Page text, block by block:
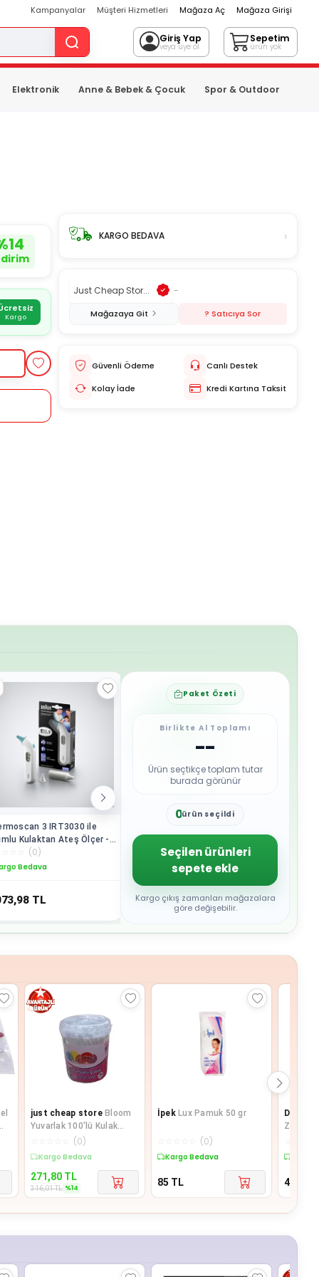
Kampanyalar Müşteri Hizmetleri Mağaza Aç Mağaza Girişi
Giriş Yap
veya üye ol
Sepetim
ürün yok
Elektronik Anne & Bebek & Çocuk Spor & Outdoor
14
Kargo
KARGO BEDAVA ›
Just Cheap Stor... -
Mağazaya Git ? Satıcıya Sor
Güvenli Ödeme
Canlı Destek
Kolay İade
Kredi Kartına Taksit
3 IRT3030 ile
Kulaktan Ateş Ölçer -
Hassas Ölçüm
(0)
Bedava
TL
Tansiyon Aleti - Tek Tuşla
Hassas Tansiyon Ölçümü
☆☆ (0
Kargo Bedava
5.050,98 TL
Paket Özeti
Birlikte Al Toplamı
--
Ürün seçtikçe toplam tutar
burada görünür
0
2
3
4
5
6
7
8
9
ürün seçildi
Seçilen ürünleri
sepete ekle
Kargo çıkış zamanları mağazalara
göre değişebilir.
just cheap store Bloom
Yuvarlak 100'lü Kulak
Pamuğu 56464
(0)
Sepette %14 İndirim
271,80 TL
316,01TL %14
İpek Lux Pamuk 50 gr
(0)
Kargo Bedava
85 TL
Dr Plus
459